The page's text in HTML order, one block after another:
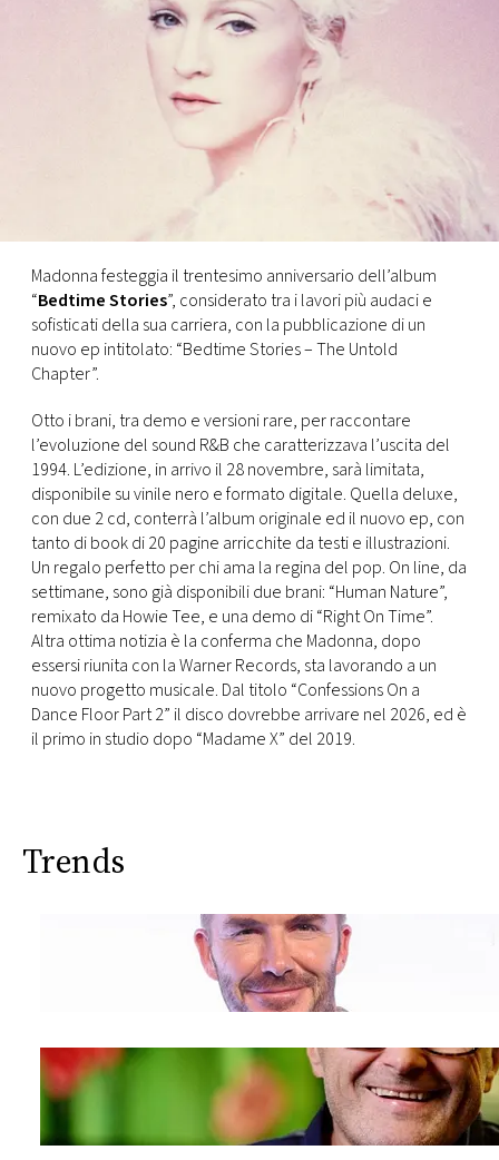
TV
PRINCIPATO
DI
MONACO
RMC
CONSIGLIA
Madonna festeggia il trentesimo anniversario dell’album
“Bedtime Stories”, considerato tra i lavori più audaci e
sofisticati della sua carriera, con la pubblicazione di un
nuovo ep intitolato: “Bedtime Stories – The Untold
Chapter”.
Otto i brani, tra demo e versioni rare, per raccontare
l’evoluzione del sound R&B che caratterizzava l’uscita del
1994. L’edizione, in arrivo il 28 novembre, sarà limitata,
disponibile su vinile nero e formato digitale. Quella deluxe,
con due 2 cd, conterrà l’album originale ed il nuovo ep, con
tanto di book di 20 pagine arricchite da testi e illustrazioni.
Un regalo perfetto per chi ama la regina del pop. On line, da
settimane, sono già disponibili due brani: “Human Nature”,
remixato da Howie Tee, e una demo di “Right On Time”.
Altra ottima notizia è la conferma che Madonna, dopo
essersi riunita con la Warner Records, sta lavorando a un
nuovo progetto musicale. Dal titolo “Confessions On a
Dance Floor Part 2” il disco dovrebbe arrivare nel 2026, ed è
il primo in studio dopo “Madame X” del 2019.
Trends